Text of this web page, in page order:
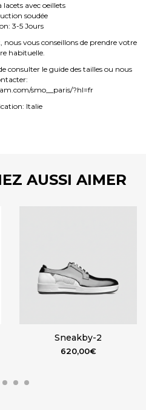
lacets avec oeillets
soudée
3-5 Jours
vous conseillons de prendre votre
habituelle.
consulter le guide des tailles ou nous
smo__paris/?hl=fr
Italie
AUSSI AIMER
Sneakby-2
620,00€